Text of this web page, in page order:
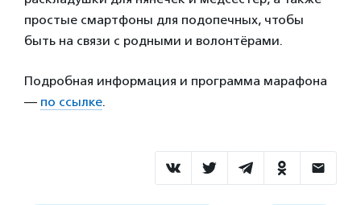
простые смартфоны для подопечных, чтобы
быть на связи с родными и волонтёрами.
Подробная информация и программа марафона
— по ссылке.